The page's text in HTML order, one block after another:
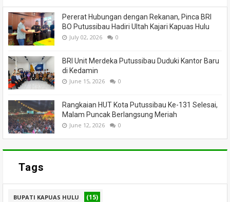
Pererat Hubungan dengan Rekanan, Pinca BRI
BO Putussibau Hadiri Ultah Kajari Kapuas Hulu
July 02, 2026 0
BRI Unit Merdeka Putussibau Duduki Kantor Baru
di Kedamin
June 15, 2026 0
Rangkaian HUT Kota Putussibau Ke-131 Selesai,
Malam Puncak Berlangsung Meriah
June 12, 2026 0
Tags
BUPATI KAPUAS HULU (15)